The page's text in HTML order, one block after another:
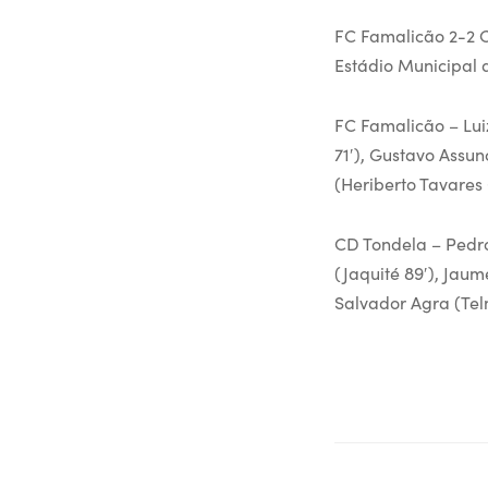
FC Famalicão 2-2
Estádio Municipal
FC Famalicão –
71′), Gustavo
(Heriberto Tavares
CD Tondela –
(Jaquité 89′),
Salvador Agra